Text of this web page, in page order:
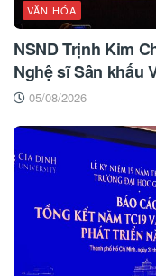
VĂN HÓA
NSND Trịnh Kim
Nghệ sĩ Sân khấu
05/08/2026